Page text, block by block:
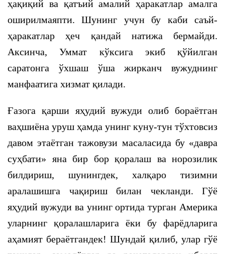
ҳақиқий ва қатъий амалий ҳаракатлар амалга
оширилмаяпти. Шунинг учун бу каби саъй-
ҳаракатлар ҳеч қандай натижа бермайди.
Аксинча, Уммат кўксига экиб қўйилган
саратонга ўхшаш ўша жирканч вужуднинг
манфаатига хизмат қилади.
Ғазога қарши яҳудий вужуди олиб бораётган
ваҳшиёна уруш ҳамда унинг куну-тун тўхтовсиз
давом этаётган тажовузи масаласида бу «давра
суҳбати» яна бир бор қоралаш ва норозилик
билдириш, шунингдек, халқаро тизимни
аралашишга чақириш билан чекланди. Гўё
яҳудий вужуди ва унинг ортида турган Америка
уларнинг қоралашларига ёки бу фарёдларига
аҳамият бераётгандек! Шундай қилиб, улар гўё